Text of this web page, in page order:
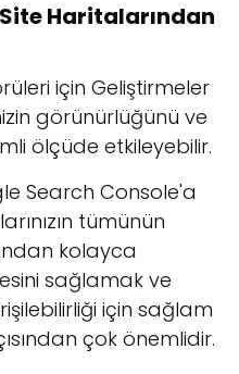
Haritalarından
için Geliştirmeler
görünürlüğünü ve
ölçüde etkileyebilir.
Search Console'a
tümünün
kolayca
sağlamak ve
için sağlam
çok önemlidir.